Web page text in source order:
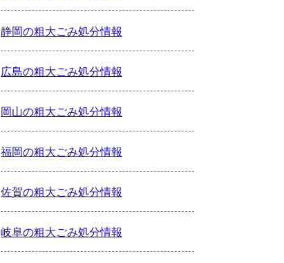
静岡の粗大ごみ処分情報
広島の粗大ごみ処分情報
岡山の粗大ごみ処分情報
福岡の粗大ごみ処分情報
佐賀の粗大ごみ処分情報
岐阜の粗大ごみ処分情報